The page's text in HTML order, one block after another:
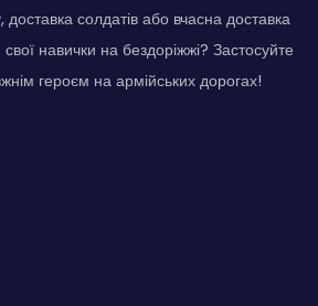
солдатів або вчасна доставка
навички на бездоріжжі? Застосуйте
героєм на армійських дорогах!